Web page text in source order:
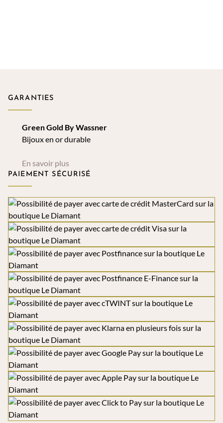
GARANTIES
Green Gold By Wassner
Bijoux en or durable
En savoir plus
PAIEMENT SÉCURISÉ